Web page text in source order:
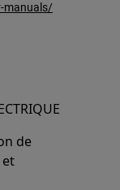
manuals/
de
et